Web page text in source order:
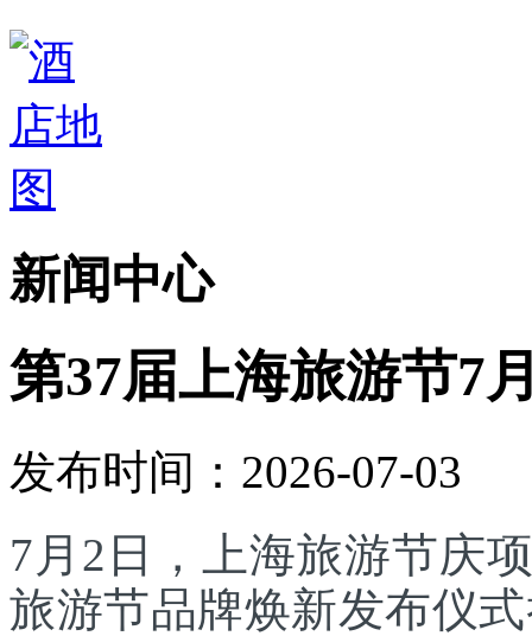
新闻中心
第37届上海旅游节7
发布时间：2026-07-03
7月2日，上海旅游节庆
旅游节品牌焕新发布仪